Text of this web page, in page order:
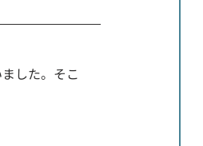
した。そこ